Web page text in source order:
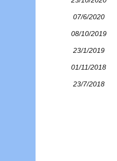
07/6/2020
08/10/2019
23/1/2019
01/11/2018
23/7/2018